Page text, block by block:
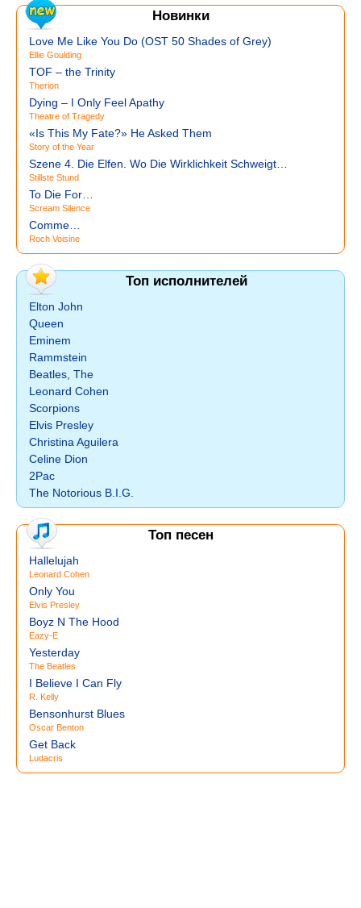
Новинки
Love Me Like You Do (OST 50 Shades of Grey)
Ellie Goulding
TOF – the Trinity
Therion
Dying – I Only Feel Apathy
Theatre of Tragedy
«Is This My Fate?» He Asked Them
Story of the Year
Szene 4. Die Elfen. Wo Die Wirklichkeit Schweigt…
Stillste Stund
To Die For…
Scream Silence
Comme…
Roch Voisine
Топ исполнителей
Elton John
Queen
Eminem
Rammstein
Beatles, The
Leonard Cohen
Scorpions
Elvis Presley
Christina Aguilera
Celine Dion
2Pac
The Notorious B.I.G.
Топ песен
Hallelujah
Leonard Cohen
Only You
Elvis Presley
Boyz N The Hood
Eazy-E
Yesterday
The Beatles
I Believe I Can Fly
R. Kelly
Bensonhurst Blues
Oscar Benton
Get Back
Ludacris